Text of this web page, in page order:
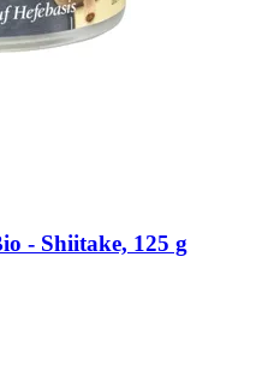
-​ Shiitake, 125 g